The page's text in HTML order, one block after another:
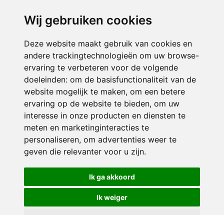
Wij gebruiken cookies
Deze website maakt gebruik van cookies en
andere trackingtechnologieën om uw browse-
ervaring te verbeteren voor de volgende
doeleinden: om de basisfunctionaliteit van de
website mogelijk te maken, om een betere
ervaring op de website te bieden, om uw
interesse in onze producten en diensten te
meten en marketinginteracties te
personaliseren, om advertenties weer te
geven die relevanter voor u zijn.
Ik ga akkoord
Ik weiger
ONDERDEEL VAN
© 2026 Avonturijn | Alle rechten voorbehouden
Privacy policy|Disclaimer| Klachtenregeling|RSIN en Anbi
voorkeuren
Crealisatie The MindOffice